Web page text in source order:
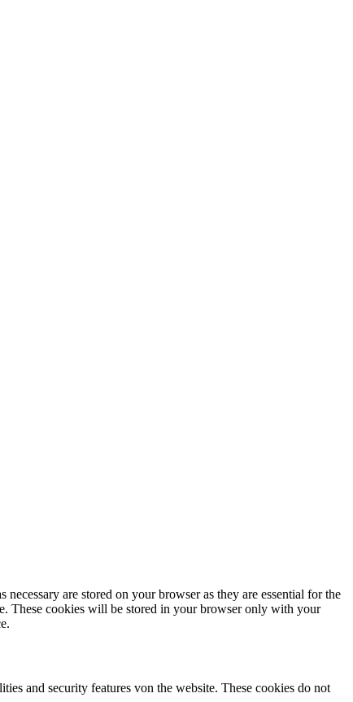
are stored on your browser as they are essential for the
These cookies will be stored in your browser only with your
and security features von the website. These cookies do not